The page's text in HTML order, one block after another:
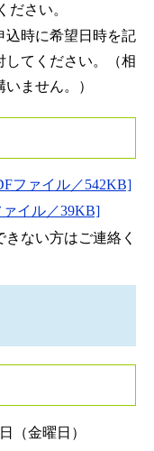
ださい。
込時に希望日時を記
してください。（相
ません。）
ファイル／542KB]
イル／39KB]
ない方はご連絡く
（金曜日）